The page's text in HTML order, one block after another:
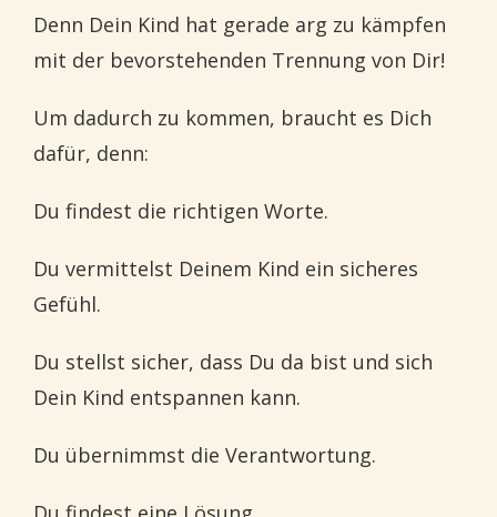
Denn Dein Kind hat gerade arg zu kämpfen
mit der bevorstehenden Trennung von Dir!
Um dadurch zu kommen, braucht es Dich
dafür, denn:
Du findest die richtigen Worte.
Du vermittelst Deinem Kind ein sicheres
Gefühl.
Du stellst sicher, dass Du da bist und sich
Dein Kind entspannen kann.
Du übernimmst die Verantwortung.